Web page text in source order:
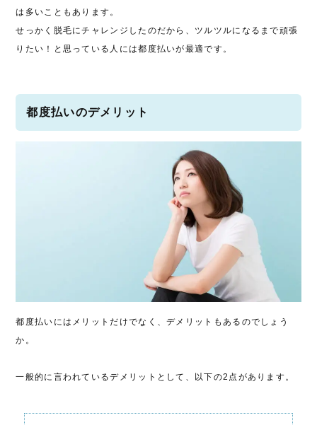
は多いこともあります。
せっかく脱毛にチャレンジしたのだから、ツルツルになるまで頑張
りたい！と思っている人には都度払いが最適です。
都度払いのデメリット
都度払いにはメリットだけでなく、デメリットもあるのでしょう
か。
一般的に言われているデメリットとして、以下の2点があります。